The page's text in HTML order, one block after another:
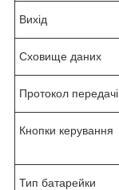
Вихід
Сховище даних
Протокол передачі
Кнопки керування
Тип батарейки